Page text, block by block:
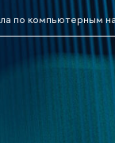
по компьютерным